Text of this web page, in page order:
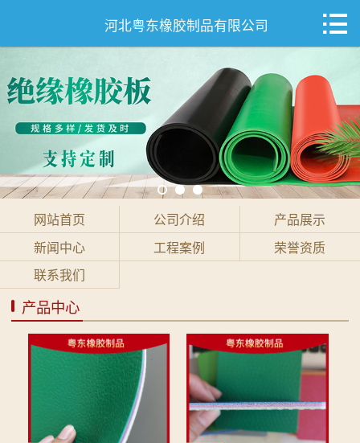
 网站首页
产品展示
新闻中心
工程案例
荣誉资质
联系我们
河北粤东橡胶制品有限公司 
网站首页 公司介绍 产品展示
新闻中心 工程案例 荣誉资质
联系我们
产品中心